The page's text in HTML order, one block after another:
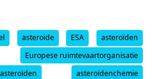
asteroide ESA
asteroïden
Europese ruimtevaartorganisatie
asteroïdenchemie